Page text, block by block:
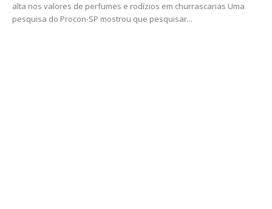
alta nos valores de perfumes e rodízios em churrascarias Uma
pesquisa do Procon-SP mostrou que pesquisar...